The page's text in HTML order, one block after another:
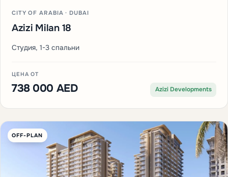
CITY OF ARABIA · DUBAI
Azizi Milan 18
Студия, 1-3 спальни
ЦЕНА ОТ
738 000 AED Azizi Developments
OFF-PLAN